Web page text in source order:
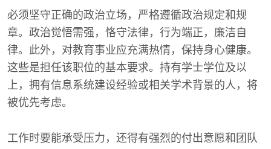
必须坚守正确的政治立场，严格遵循政治规定和规
章。政治觉悟需强，恪守法律，行为端正，廉洁自
律。此外，对教育事业应充满热情，保持身心健康。
这些是担任该职位的基本要求。持有学士学位及以
上，拥有信息系统建设经验或相关学术背景的人，将
被优先考虑。
工作时要能承受压力，还得有强烈的付出意愿和团队